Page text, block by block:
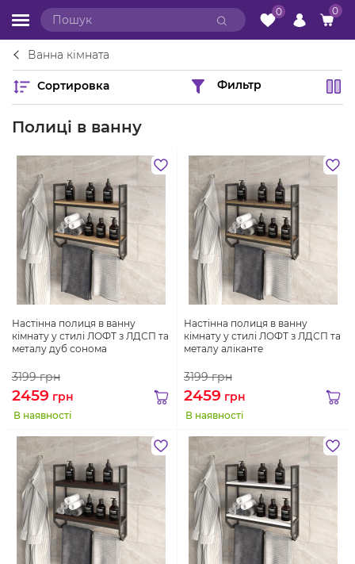
0 0
Ванна кімната
Сортировка Фильтр
Полиці в ванну
Настінна полиця в ванну
кімнату у стилі ЛОФТ з ЛДСП та
металу дуб сонома
3199грн
2459 грн
В наявності
Настінна полиця в ванну
кімнату у стилі ЛОФТ з ЛДСП та
металу аліканте
3199грн
2459 грн
В наявності